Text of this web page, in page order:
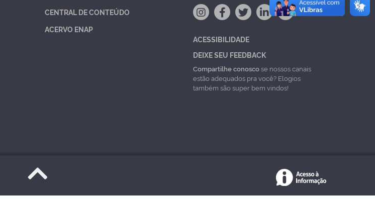
CENTRAL DE CONTEÚDO
ACERVO ENAP
ACESSIBILIDADE
DEIXE SEU FEEDBACK
Compartilhe conoscose nossos canais
estão adequados pra você? Elogios
também são super bem vindos!